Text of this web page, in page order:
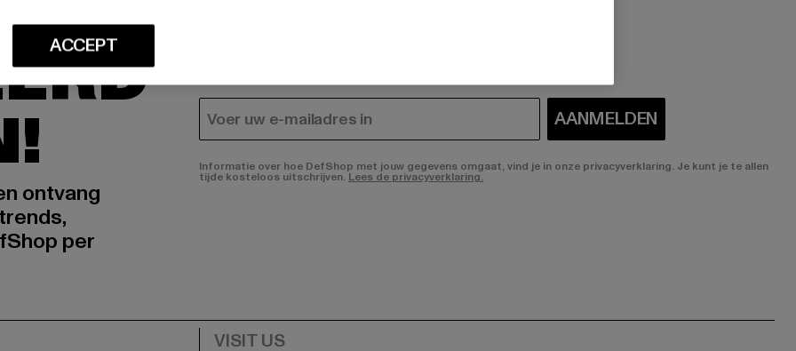
ontvang
per
E-MAIL AANMELDEN
Informatie over hoe DefShop met jouw gegevens omgaat, vind je in onze privacyverklaring. Je kunt je te allen
tijde kosteloos uitschrijven.Lees de privacyverklaring.
ACCEPT